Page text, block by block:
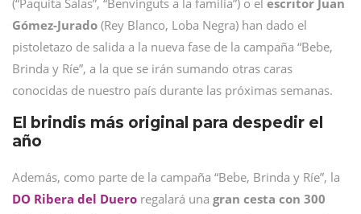
(“Paquita Salas”, “Benvinguts a la familia”) o el escritor Juan
Gómez-Jurado (Rey Blanco, Loba Negra) han dado el
pistoletazo de salida a la nueva fase de la campaña “Bebe,
Brinda y Ríe”, a la que se irán sumando otras caras
conocidas de nuestro país durante las próximas semanas.
El brindis más original para despedir el
año
Además, como parte de la campaña “Bebe, Brinda y Ríe”, la
DO Ribera del Duero regalará una gran cesta con 300